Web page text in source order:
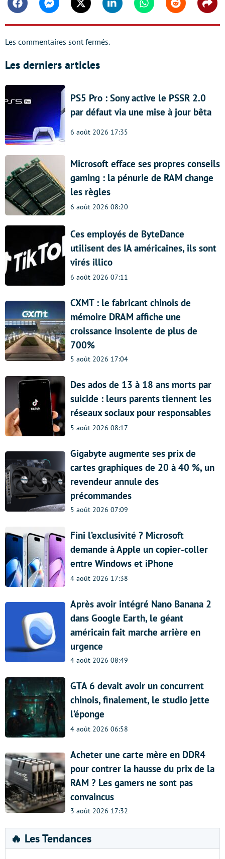
FacebookMessengerTwitter Linkedin WhatsappReddit
Les commentaires sont fermés.
Les derniers articles
PS5 Pro : Sony active le PSSR 2.0
par défaut via une mise à jour bêta
6 août 2026 17:35
Microsoft efface ses propres conseils
gaming : la pénurie de RAM change
les règles
6 août 2026 08:20
Ces employés de ByteDance
utilisent des IA américaines, ils sont
virés illico
6 août 2026 07:11
CXMT : le fabricant chinois de
mémoire DRAM affiche une
croissance insolente de plus de
700%
5 août 2026 17:04
Des ados de 13 à 18 ans morts par
suicide : leurs parents tiennent les
réseaux sociaux pour responsables
5 août 2026 08:17
Gigabyte augmente ses prix de
cartes graphiques de 20 à 40 %, un
revendeur annule des
précommandes
5 août 2026 07:09
Fini l’exclusivité ? Microsoft
demande à Apple un copier-coller
entre Windows et iPhone
4 août 2026 17:38
Après avoir intégré Nano Banana 2
dans Google Earth, le géant
américain fait marche arrière en
urgence
4 août 2026 08:49
GTA 6 devait avoir un concurrent
chinois, finalement, le studio jette
l’éponge
4 août 2026 06:58
Acheter une carte mère en DDR4
pour contrer la hausse du prix de la
RAM ? Les gamers ne sont pas
convaincus
3 août 2026 17:32
🔥 Les Tendances